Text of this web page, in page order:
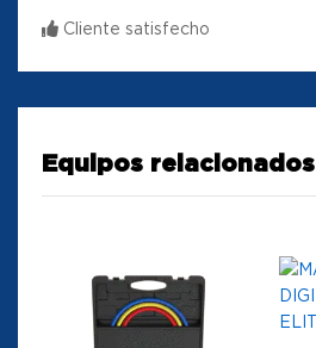
Cliente satisfecho
Equipos relacionados